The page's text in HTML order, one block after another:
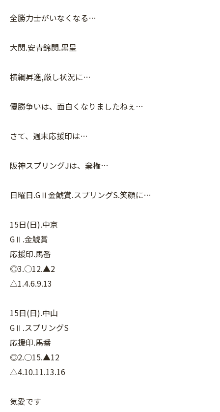
全勝力士がいなくなる…
大関.安青錦関.黒星
横綱昇進,厳し状況に…
優勝争いは、面白くなりましたねぇ…
さて、週末応援印は…
阪神スプリングJは、棄権…
日曜日.GⅡ金鯱賞.スプリングS.笑顔に…
15日(日).中京
GⅡ.金鯱賞
応援印.馬番
◎3.○12.▲2
△1.4.6.9.13
15日(日).中山
GⅡ.スプリングS
応援印.馬番
◎2.○15.▲12
△4.10.11.13.16
気愛です